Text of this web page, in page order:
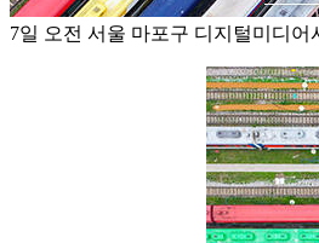
7일 오전 서울 마포구 디지털미디